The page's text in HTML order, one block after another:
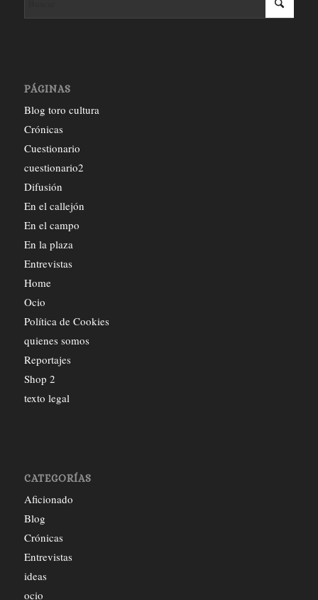
PÁGINAS
Blog toro cultura
Crónicas
Cuestionario
cuestionario2
Difusión
En el callejón
En el campo
En la plaza
Entrevistas
Home
Ocio
Política de Cookies
quienes somos
Reportajes
Shop 2
texto legal
CATEGORÍAS
Aficionado
Blog
Crónicas
Entrevistas
ideas
ocio